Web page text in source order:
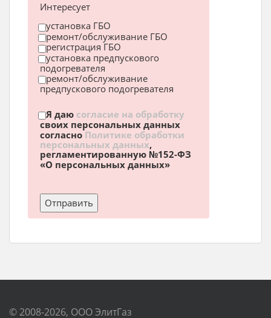
Интересует
установка ГБО
ремонт/обслуживание ГБО
регистрация ГБО
установка предпускового
подогревателя
ремонт/обслуживание
предпускового подогревателя
Я даю согласие на обработку
своих персональных данных
согласно Политике обработки
персональных данных,
регламентированную №152-ФЗ
«О персональных данных»
© 2008-2026, ООО ЭлитГаз